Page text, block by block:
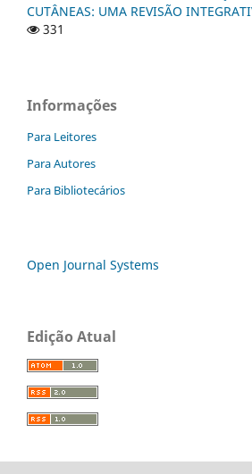
CUTÂNEAS: UMA REVISÃO
331
Informações
Para Leitores
Para Autores
Para Bibliotecários
Open Journal Systems
Edição Atual